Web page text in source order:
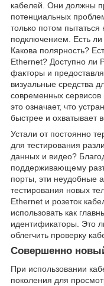
кабелей. Они должны
потенциальных
только потом
подключением. Есть
Какова полярность?
Ethernet? Доступно ли
факторы и
визуальные средства
современных
это означает, что
быстрее и охватывает
Устали от постоянно
для тестирования
данных и видео?
поддерживающему
порты, эти неудобные
тестирования новых
Ethernet и розеток
использовать как
идентификаторы. Это
облегчить проверку
Совершенно
При использовании
поколения для